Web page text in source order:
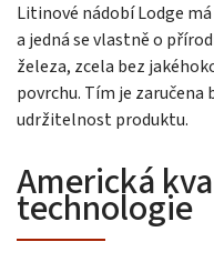
Litinové nádobí Lodge má
a jedná se vlastně o
železa, zcela bez
povrchu. Tím je
udržitelnost produktu.
Americká
technologie